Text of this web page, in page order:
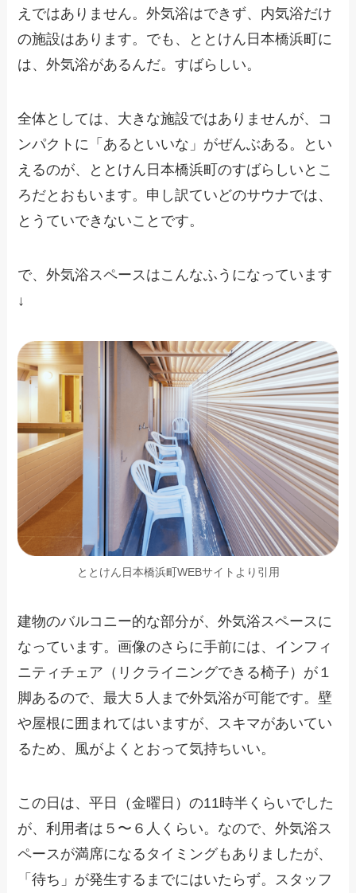
えではありません。外気浴はできず、内気浴だけ
の施設はあります。でも、ととけん日本橋浜町に
は、外気浴があるんだ。すばらしい。
全体としては、大きな施設ではありませんが、コ
ンパクトに「あるといいな」がぜんぶある。とい
えるのが、ととけん日本橋浜町のすばらしいとこ
ろだとおもいます。申し訳ていどのサウナでは、
とうていできないことです。
で、外気浴スペースはこんなふうになっています
↓
ととけん日本橋浜町WEBサイトより引用
建物のバルコニー的な部分が、外気浴スペースに
なっています。画像のさらに手前には、インフィ
ニティチェア（リクライニングできる椅子）が１
脚あるので、最大５人まで外気浴が可能です。壁
や屋根に囲まれてはいますが、スキマがあいてい
るため、風がよくとおって気持ちいい。
この日は、平日（金曜日）の11時半くらいでした
が、利用者は５〜６人くらい。なので、外気浴ス
ペースが満席になるタイミングもありましたが、
「待ち」が発生するまでにはいたらず。スタッフ